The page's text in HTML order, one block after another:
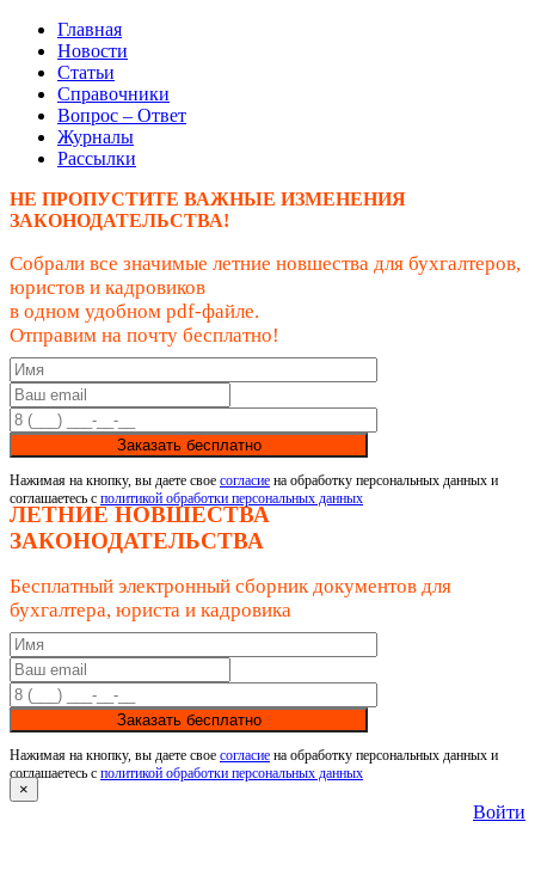
Главная
Новости
Статьи
Справочники
Вопрос – Ответ
Журналы
Рассылки
НЕ ПРОПУСТИТЕ ВАЖНЫЕ ИЗМЕНЕНИЯ
ЗАКОНОДАТЕЛЬСТВА!
Собрали все значимые летние новшества для бухгалтеров,
юристов и кадровиков
в одном удобном pdf-файле.
Отправим на почту бесплатно!
Заказать бесплатно
Нажимая на кнопку, вы даете свое согласие на обработку персональных данных и
соглашаетесь с политикой обработки персональных данных
ЛЕТНИЕ НОВШЕСТВА
ЗАКОНОДАТЕЛЬСТВА
Бесплатный электронный сборник документов для
бухгалтера, юриста и кадровика
Заказать бесплатно
Нажимая на кнопку, вы даете свое согласие на обработку персональных данных и
соглашаетесь с политикой обработки персональных данных
×
Войти